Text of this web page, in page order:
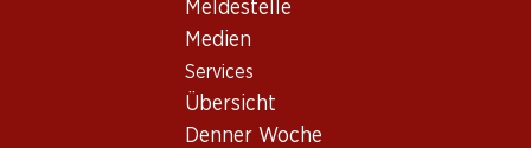
Meldestelle
Medien
Services
Übersicht
Denner Woche
Trinktemperatur